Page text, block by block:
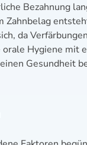
Bezahnung
Zahnbelag
da
Hygiene mit
Gesundheit